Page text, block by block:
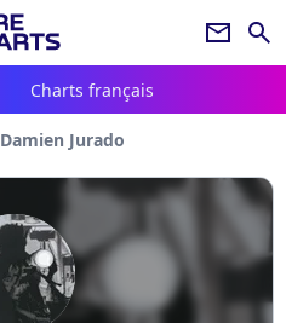
newsletter search
Charts français
Damien Jurado